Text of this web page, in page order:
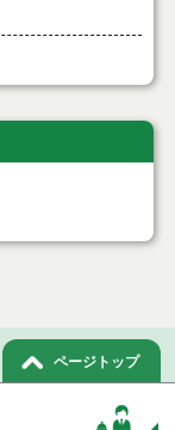
ページトップ